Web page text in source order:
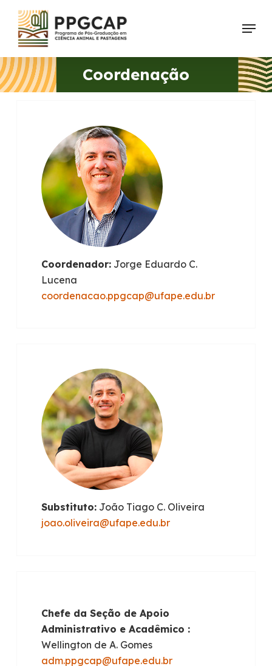
Skip
main
content
Menu
Coordenação
Coordenador: Jorge Eduardo C.
Lucena
coordenacao.ppgcap@ufape.edu.br
Substituto: João Tiago C. Oliveira
joao.oliveira@ufape.edu.br
Chefe da Seção de Apoio
Administrativo e Acadêmico :
Wellington de A. Gomes
adm.ppgcap@ufape.edu.br